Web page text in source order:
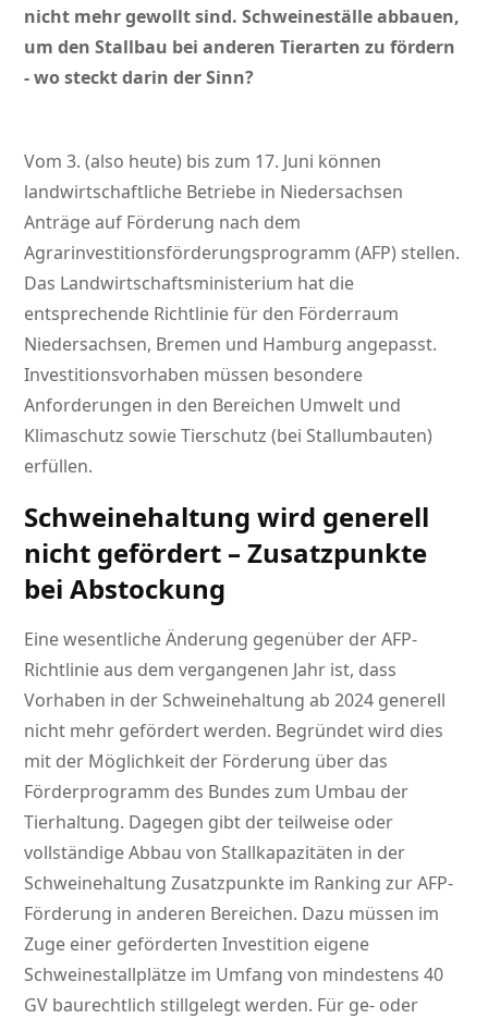
nicht mehr gewollt sind. Schweineställe abbauen,
um den Stallbau bei anderen Tierarten zu fördern
- wo steckt darin der Sinn?
Vom 3. (also heute) bis zum 17. Juni können
landwirtschaftliche Betriebe in Niedersachsen
Anträge auf Förderung nach dem
Agrarinvestitionsförderungsprogramm (AFP) stellen.
Das Landwirtschaftsministerium hat die
entsprechende Richtlinie für den Förderraum
Niedersachsen, Bremen und Hamburg angepasst.
Investitionsvorhaben müssen besondere
Anforderungen in den Bereichen Umwelt und
Klimaschutz sowie Tierschutz (bei Stallumbauten)
erfüllen.
Schweinehaltung wird generell
nicht gefördert – Zusatzpunkte
bei Abstockung
Eine wesentliche Änderung gegenüber der AFP-
Richtlinie aus dem vergangenen Jahr ist, dass
Vorhaben in der Schweinehaltung ab 2024 generell
nicht mehr gefördert werden. Begründet wird dies
mit der Möglichkeit der Förderung über das
Förderprogramm des Bundes zum Umbau der
Tierhaltung. Dagegen gibt der teilweise oder
vollständige Abbau von Stallkapazitäten in der
Schweinehaltung Zusatzpunkte im Ranking zur AFP-
Förderung in anderen Bereichen. Dazu müssen im
Zuge einer geförderten Investition eigene
Schweinestallplätze im Umfang von mindestens 40
GV baurechtlich stillgelegt werden. Für ge- oder